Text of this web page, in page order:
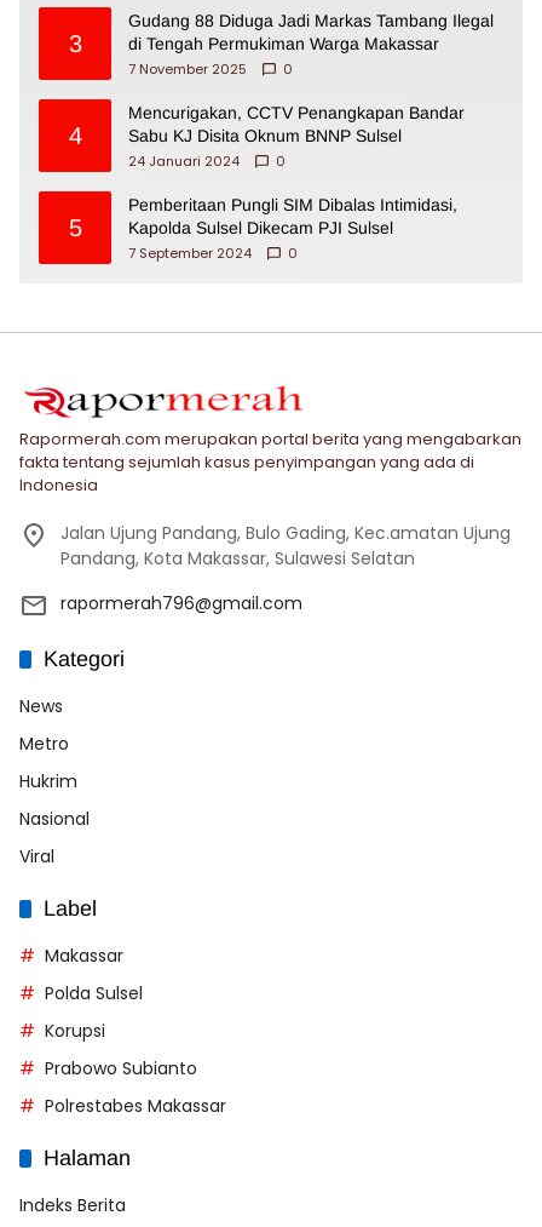
3
Gudang 88 Diduga Jadi Markas Tambang Ilegal
di Tengah Permukiman Warga Makassar
7 November 2025
0
4
Mencurigakan, CCTV Penangkapan Bandar
Sabu KJ Disita Oknum BNNP Sulsel
24 Januari 2024
0
5
Pemberitaan Pungli SIM Dibalas Intimidasi,
Kapolda Sulsel Dikecam PJI Sulsel
7 September 2024
0
Rapormerah.com merupakan portal berita yang mengabarkan
fakta tentang sejumlah kasus penyimpangan yang ada di
Indonesia
Jalan Ujung Pandang, Bulo Gading, Kec.amatan Ujung
Pandang, Kota Makassar, Sulawesi Selatan
rapormerah796@gmail.com
Kategori
News
Metro
Hukrim
Nasional
Viral
Label
Makassar
Polda Sulsel
Korupsi
Prabowo Subianto
Polrestabes Makassar
Halaman
Indeks Berita